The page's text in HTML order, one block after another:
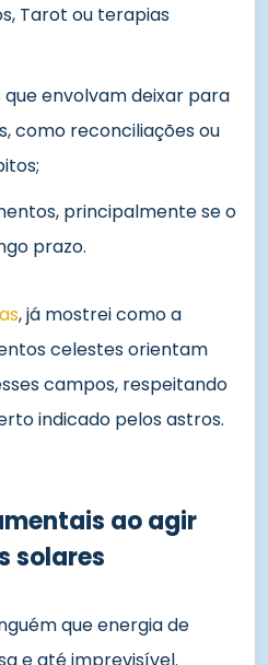
Tarot ou terapias
que envolvam deixar para
como reconciliações ou
principalmente se o
prazo.
, já mostrei como a
celestes orientam
campos, respeitando
indicado pelos astros.
ao agir
solares
que energia de
e até imprevisível.